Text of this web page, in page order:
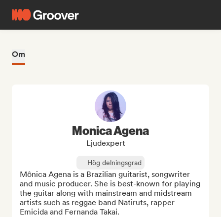
Om
Monica Agena
Ljudexpert
Hög delningsgrad
Mônica Agena is a Brazilian guitarist, songwriter
and music producer. She is best-known for playing
the guitar along with mainstream and midstream
artists such as reggae band Natiruts, rapper
Emicida and Fernanda Takai.